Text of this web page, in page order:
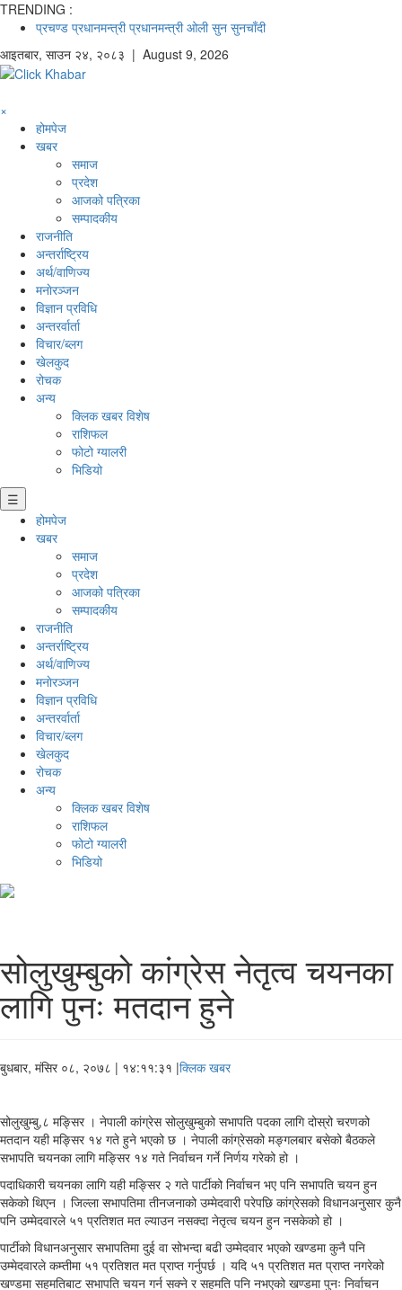
TRENDING :
प्रचण्ड प्रधानमन्त्री प्रधानमन्त्री ओली सुन सुनचाँदी
आइतबार, साउन २४, २०८३ | August 9, 2026
×
होमपेज
खबर
समाज
प्रदेश
आजको पत्रिका
सम्पादकीय
राजनीति
अन्तर्राष्ट्रिय
अर्थ/वाणिज्य
मनाेरञ्जन
विज्ञान प्रविधि
अन्तरर्वार्ता
विचार/ब्लग
खेलकुद
रोचक
अन्य
क्लिक खबर विशेष
राशिफल
फोटो ग्यालरी
भिडियो
☰
होमपेज
खबर
समाज
प्रदेश
आजको पत्रिका
सम्पादकीय
राजनीति
अन्तर्राष्ट्रिय
अर्थ/वाणिज्य
मनाेरञ्जन
विज्ञान प्रविधि
अन्तरर्वार्ता
विचार/ब्लग
खेलकुद
रोचक
अन्य
क्लिक खबर विशेष
राशिफल
फोटो ग्यालरी
भिडियो
सोलुखुम्बुको कांग्रेस नेतृत्व चयनका
लागि पुनः मतदान हुने
बुधबार, मंसिर ०८, २०७८ | १४:११:३१ |क्लिक खबर
सोलुखुम्बु,८ मङ्सिर । नेपाली कांग्रेस सोलुखुम्बुको सभापति पदका लागि दोस्रो चरणको
मतदान यही मङ्सिर १४ गते हुने भएको छ । नेपाली कांग्रेसको मङ्गलबार बसेको बैठकले
सभापति चयनका लागि मङ्सिर १४ गते निर्वाचन गर्ने निर्णय गरेको हो ।
पदाधिकारी चयनका लागि यही मङ्सिर २ गते पार्टीको निर्वाचन भए पनि सभापति चयन हुन
सकेको थिएन । जिल्ला सभापतिमा तीनजनाको उम्मेदवारी परेपछि कांग्रेसको विधानअनुसार कुनै
पनि उम्मेदवारले ५१ प्रतिशत मत ल्याउन नसक्दा नेतृत्व चयन हुन नसकेको हो ।
पार्टीको विधानअनुसार सभापतिमा दुई वा सोभन्दा बढी उम्मेदवार भएको खण्डमा कुनै पनि
उम्मेदवारले कम्तीमा ५१ प्रतिशत मत प्राप्त गर्नुपर्छ । यदि ५१ प्रतिशत मत प्राप्त नगरेको
खण्डमा सहमतिबाट सभापति चयन गर्न सक्ने र सहमति पनि नभएको खण्डमा पुनः निर्वाचन